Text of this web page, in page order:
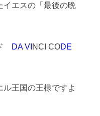
イエスの「最後の晩
DA VINCI CODE
王国の王様ですよ